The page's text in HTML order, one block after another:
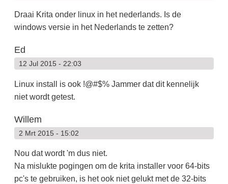
Draai Krita onder linux in het nederlands. Is de
windows versie in het Nederlands te zetten?
Ed
12 Jul 2015 - 22:03
Linux install is ook !@#$% Jammer dat dit kennelijk
niet wordt getest.
Willem
2 Mrt 2015 - 15:02
Nou dat wordt 'm dus niet.
Na mislukte pogingen om de krita installer voor 64-bits
pc's te gebruiken, is het ook niet gelukt met de 32-bits